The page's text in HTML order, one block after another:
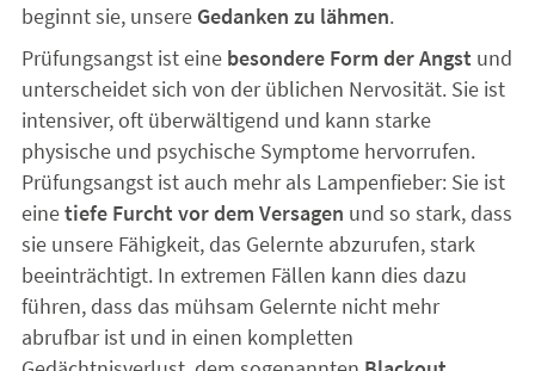
beginnt sie, unsere Gedanken zu lähmen.
Prüfungsangst ist eine besondere Form der Angst und
unterscheidet sich von der üblichen Nervosität. Sie ist
intensiver, oft überwältigend und kann starke
physische und psychische Symptome hervorrufen.
Prüfungsangst ist auch mehr als Lampenfieber: Sie ist
einetiefe Furcht vor dem Versagen und so stark, dass
sie unsere Fähigkeit, das Gelernte abzurufen, stark
beeinträchtigt. In extremen Fällen kann dies dazu
führen, dass das mühsam Gelernte nicht mehr
abrufbar ist und in einen kompletten